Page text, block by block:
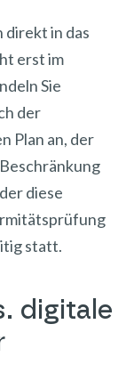
direkt in das
erst im
Sie
der
Plan an, der
diese
statt.
digitale